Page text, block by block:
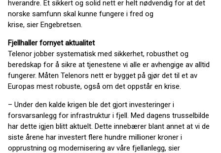
hverandre. Et sikkert og solid nett er helt nødvendig for at det
norske samfunn skal kunne fungere i fred og
krise, sier Engebretsen.
Fjellhaller fornyet aktualitet
Telenor jobber systematisk med sikkerhet, robusthet og
beredskap for å sikre at tjenestene vi alle er avhengige av alltid
fungerer. Måten Telenors nett er bygget på gjør det til et av
Europas mest robuste, også om det oppstår en krise.
– Under den kalde krigen ble det gjort investeringer i
forsvarsanlegg for infrastruktur i fjell. Med dagens trusselbilde
har dette igjen blitt aktuelt. Dette innebærer blant annet at vi de
siste årene har investert flere hundre millioner kroner i
opprustning og modernisering av våre fjellanlegg, sier